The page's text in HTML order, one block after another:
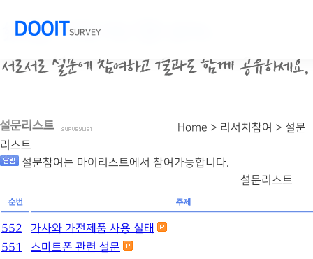
DOOITSURVEY
Home > 리서치참여 > 설문
리스트
설문참여는 마이리스트에서 참여가능합니다.
설문리스트
552
가사와 가전제품 사용 실태
551
스마트폰 관련 설문